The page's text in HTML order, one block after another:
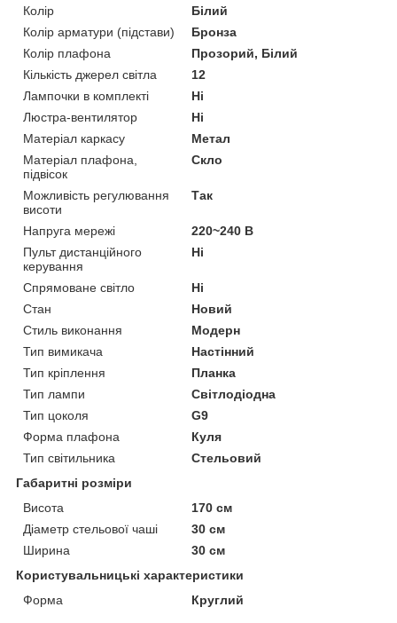
Колір
Білий
Колір арматури (підстави)
Бронза
Колір плафона
Прозорий, Білий
Кількість джерел світла
12
Лампочки в комплекті
Ні
Люстра-вентилятор
Ні
Матеріал каркасу
Метал
Матеріал плафона,
підвісок
Скло
Можливість регулювання
висоти
Так
Напруга мережі
220~240 В
Пульт дистанційного
керування
Ні
Спрямоване світло
Ні
Стан
Новий
Стиль виконання
Модерн
Тип вимикача
Настінний
Тип кріплення
Планка
Тип лампи
Світлодіодна
Тип цоколя
G9
Форма плафона
Куля
Тип світильника
Стельовий
Габаритні розміри
Висота
170 см
Діаметр стельової чаші
30 см
Ширина
30 см
Користувальницькі характеристики
Форма
Круглий